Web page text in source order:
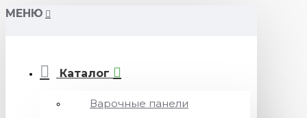
МЕНЮ
Каталог
Варочные панели